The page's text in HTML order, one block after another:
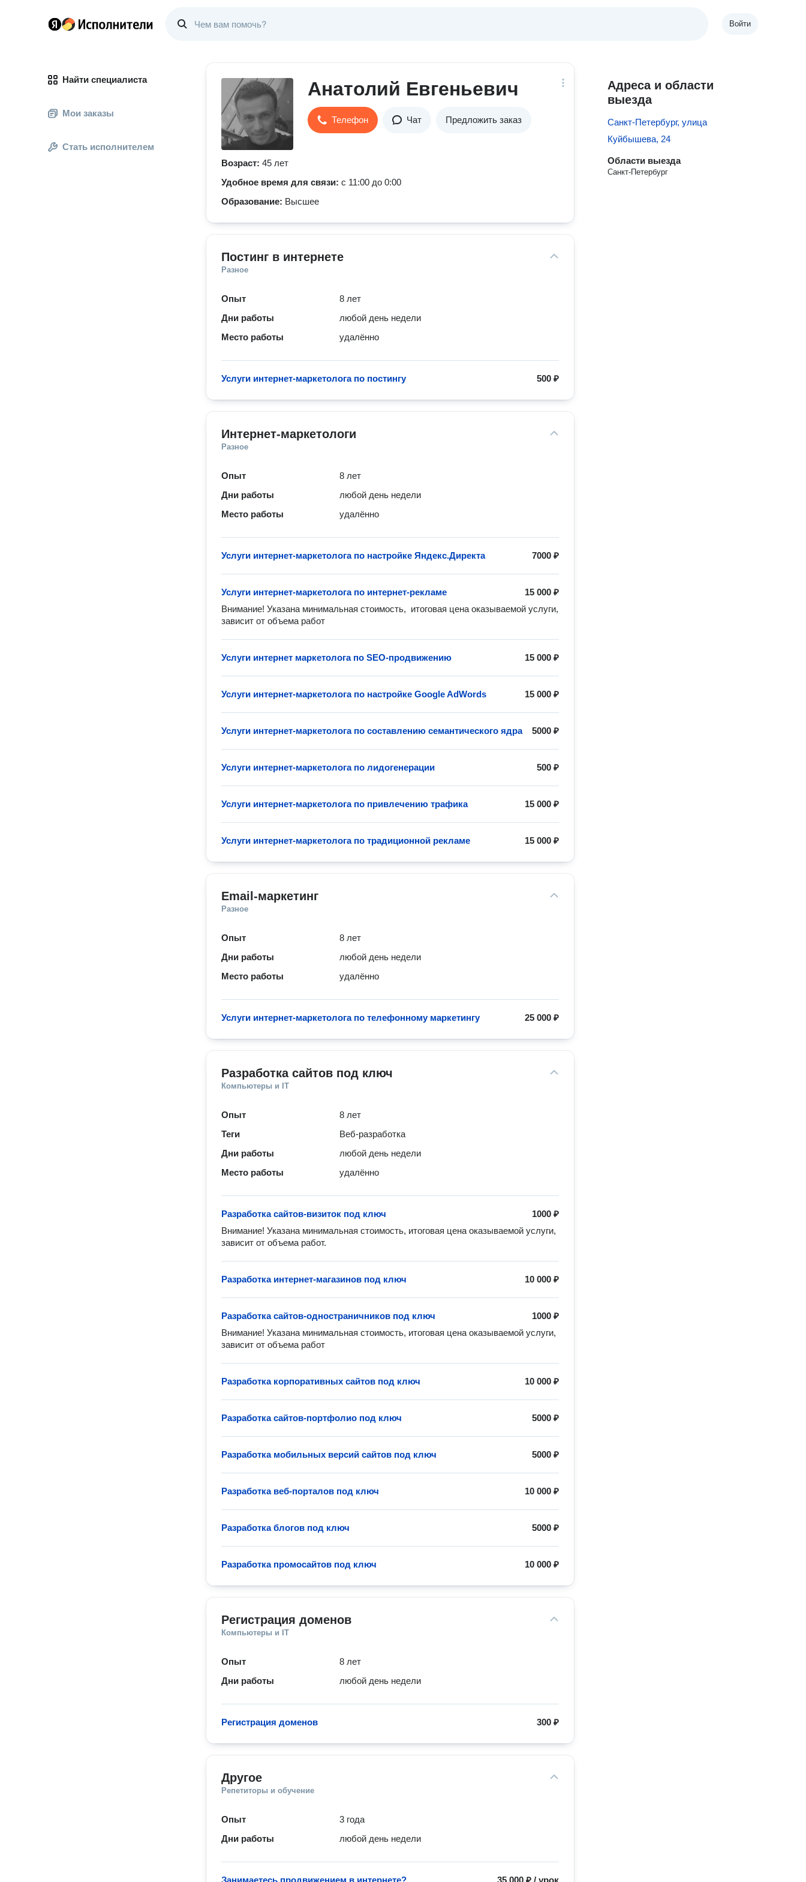
Войти
Найти специалиста
Мои заказы
Стать исполнителем
Анатолий Евгеньевич
Телефон Чат Предложить заказ
Возраст: 45 лет
Удобное время для связи: с 11:00 до 0:00
Образование: Высшее
Постинг в интернете
Разное
Опыт
8 лет
Дни работы
любой день недели
Место работы
удалённо
500 ₽
Услуги интернет-маркетолога по постингу
Интернет-маркетологи
Разное
Опыт
8 лет
Дни работы
любой день недели
Место работы
удалённо
7000 ₽
Услуги интернет-маркетолога по настройке Яндекс.Директа
15 000 ₽
Услуги интернет-маркетолога по интернет-рекламе
Внимание! Указана минимальная стоимость,  итоговая цена оказываемой услуги,
зависит от объема работ
15 000 ₽
Услуги интернет маркетолога по SEO-продвижению
15 000 ₽
Услуги интернет-маркетолога по настройке Google AdWords
5000 ₽
Услуги интернет-маркетолога по составлению семантического ядра
500 ₽
Услуги интернет-маркетолога по лидогенерации
15 000 ₽
Услуги интернет-маркетолога по привлечению трафика
15 000 ₽
Услуги интернет-маркетолога по традиционной рекламе
Email-маркетинг
Разное
Опыт
8 лет
Дни работы
любой день недели
Место работы
удалённо
25 000 ₽
Услуги интернет-маркетолога по телефонному маркетингу
Разработка сайтов под ключ
Компьютеры и IT
Опыт
8 лет
Теги
Веб-разработка
Дни работы
любой день недели
Место работы
удалённо
1000 ₽
Разработка сайтов-визиток под ключ
Внимание! Указана минимальная стоимость, итоговая цена оказываемой услуги,
зависит от объема работ.
10 000 ₽
Разработка интернет-магазинов под ключ
1000 ₽
Разработка сайтов-одностраничников под ключ
Внимание! Указана минимальная стоимость, итоговая цена оказываемой услуги,
зависит от объема работ
10 000 ₽
Разработка корпоративных сайтов под ключ
5000 ₽
Разработка сайтов-портфолио под ключ
5000 ₽
Разработка мобильных версий сайтов под ключ
10 000 ₽
Разработка веб-порталов под ключ
5000 ₽
Разработка блогов под ключ
10 000 ₽
Разработка промосайтов под ключ
Регистрация доменов
Компьютеры и IT
Опыт
8 лет
Дни работы
любой день недели
300 ₽
Регистрация доменов
Другое
Репетиторы и обучение
Опыт
3 года
Дни работы
любой день недели
35 000 ₽ /урок
Занимаетесь продвижением в интернете?
Адреса и области
выезда
Санкт-Петербург, улица
Куйбышева, 24
Области выезда
Санкт-Петербург